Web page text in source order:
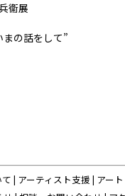
衞展
まの話をして”
| アーティスト支援 | アー